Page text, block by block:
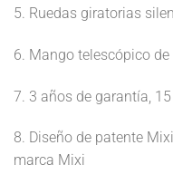
5. Ruedas giratorias
6. Mango telescópico
7. 3 años de garantía,
8. Diseño de patente
marca Mixi